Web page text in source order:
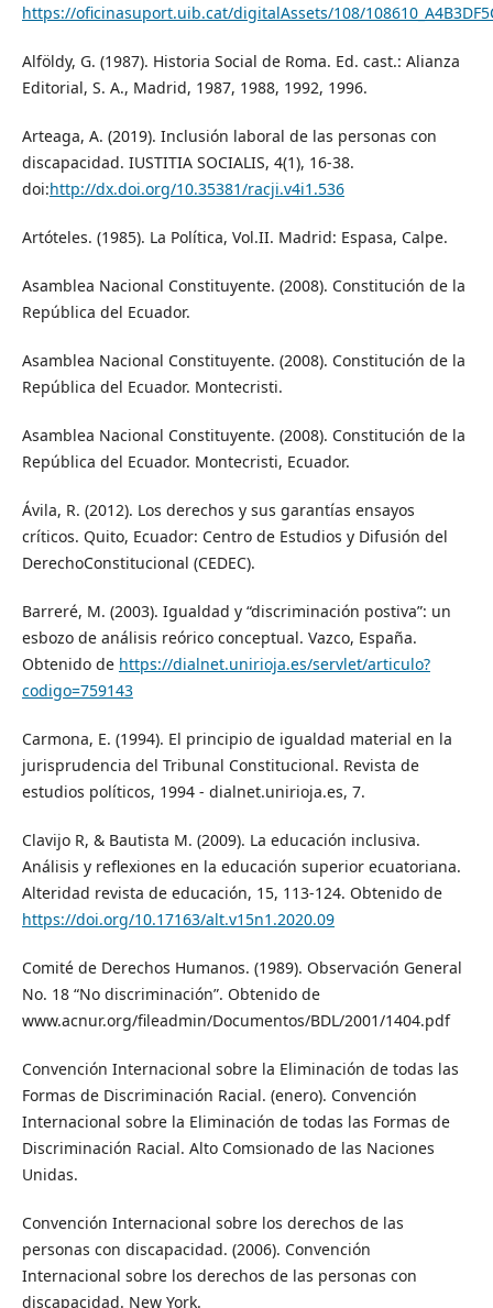
https://oficinasuport.uib.cat/digitalAssets/108/
Alföldy, G. (1987). Historia Social de Roma. Ed. cast.: Alianza
Editorial, S. A., Madrid, 1987, 1988, 1992, 1996.
Arteaga, A. (2019). Inclusión laboral de las personas con
discapacidad. IUSTITIA SOCIALIS, 4(1), 16-38.
doi:http://dx.doi.org/10.35381/racji.v4i1.536
Artóteles. (1985). La Política, Vol.II. Madrid: Espasa, Calpe.
Asamblea Nacional Constituyente. (2008). Constitución de la
República del Ecuador.
Asamblea Nacional Constituyente. (2008). Constitución de la
República del Ecuador. Montecristi.
Asamblea Nacional Constituyente. (2008). Constitución de la
República del Ecuador. Montecristi, Ecuador.
Ávila, R. (2012). Los derechos y sus garantías ensayos
críticos. Quito, Ecuador: Centro de Estudios y Difusión del
DerechoConstitucional (CEDEC).
Barreré, M. (2003). Igualdad y “discriminación postiva”: un
esbozo de análisis reórico conceptual. Vazco, España.
Obtenido de https://dialnet.unirioja.es/servlet/articulo?
codigo=759143
Carmona, E. (1994). El principio de igualdad material en la
jurisprudencia del Tribunal Constitucional. Revista de
estudios políticos, 1994 - dialnet.unirioja.es, 7.
Clavijo R, & Bautista M. (2009). La educación inclusiva.
Análisis y reflexiones en la educación superior ecuatoriana.
Alteridad revista de educación, 15, 113-124. Obtenido de
https://doi.org/10.17163/alt.v15n1.2020.09
Comité de Derechos Humanos. (1989). Observación General
No. 18 “No discriminación”. Obtenido de
www.acnur.org/fileadmin/Documentos/BDL/2001/1404.pdf
Convención Internacional sobre la Eliminación de todas las
Formas de Discriminación Racial. (enero). Convención
Internacional sobre la Eliminación de todas las Formas de
Discriminación Racial. Alto Comsionado de las Naciones
Unidas.
Convención Internacional sobre los derechos de las
personas con discapacidad. (2006). Convención
Internacional sobre los derechos de las personas con
discapacidad. New York.